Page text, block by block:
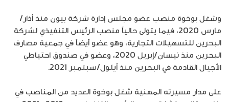
وشغل بوخوة منصب عضو مجلس إدارة شركة بيون منذ أذار/
مارس 2020، فيما يتولى حالياً منصب الرئيس التنفيذي لشركة
البحرين للتسهيلات التجارية، وهو عضو أيضاً في جمعية مصارف
البحرين منذ نيسان/إبريل 2020، وعضو في صندوق احتياطي
الأجيال القادمة في البحرين منذ أيلول/سبتمبر 2021.
على مدار مسيرته المهنية شغل بوخوة العديد من المناصب في